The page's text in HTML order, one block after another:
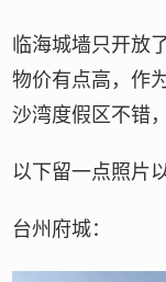
临海城墙只开放
物价有点高，作
沙湾度假区不错
以下留一点照片
台州府城：